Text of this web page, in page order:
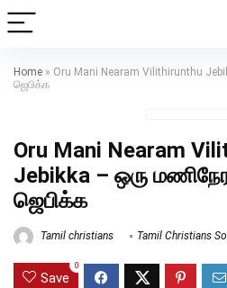
Home » Oru Mani Nearam Vilithirunthu
ஜெபிக்க
Oru Mani Nearam
Jebikka – ஒரு
ஜெபிக்க
Tamil christians Tamil Christians
Save
0